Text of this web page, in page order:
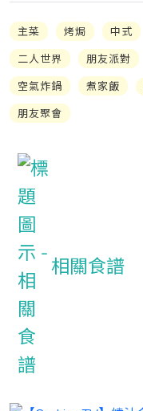
主菜 烤焗 中式
二人世界
朋友派對
空氣炸鍋
煮家飯
朋友聚會
相關食譜